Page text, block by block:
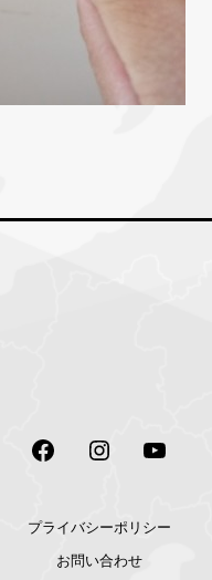
Facebook Instagram
プライバシーポリシー
お問い合わせ